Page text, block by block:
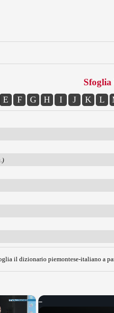
E F G H I J K L
il dizionario piemontese-italiano a
×